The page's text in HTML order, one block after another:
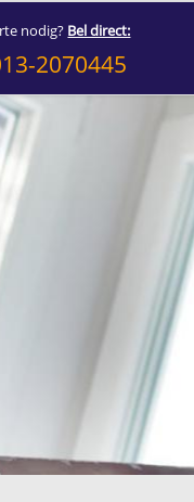
nodig? Bel direct:
2070445